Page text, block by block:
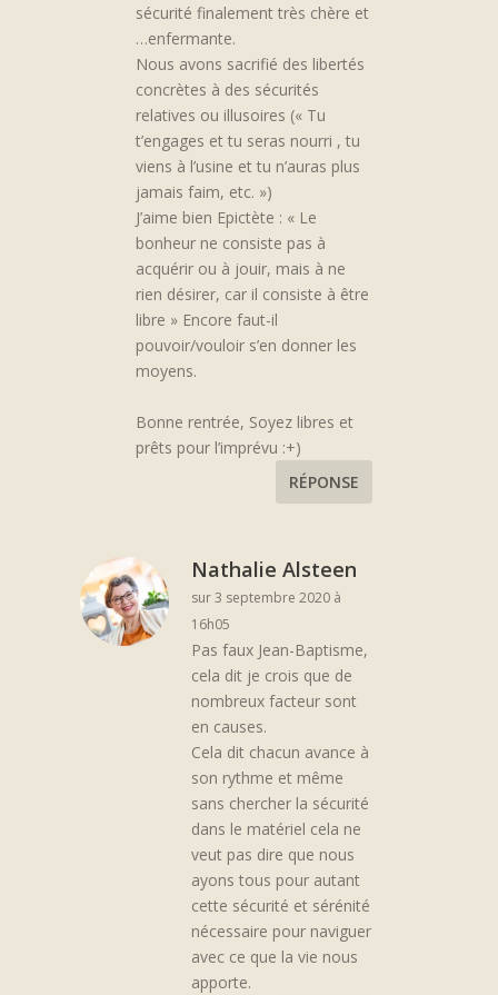
sécurité finalement très chère et
…enfermante.
Nous avons sacrifié des libertés
concrètes à des sécurités
relatives ou illusoires (« Tu
t’engages et tu seras nourri , tu
viens à l’usine et tu n’auras plus
jamais faim, etc. »)
J’aime bien Epictète : « Le
bonheur ne consiste pas à
acquérir ou à jouir, mais à ne
rien désirer, car il consiste à être
libre » Encore faut-il
pouvoir/vouloir s’en donner les
moyens.
Bonne rentrée, Soyez libres et
prêts pour l’imprévu :+)
RÉPONSE
Nathalie Alsteen
sur 3 septembre 2020 à
16h05
Pas faux Jean-Baptisme,
cela dit je crois que de
nombreux facteur sont
en causes.
Cela dit chacun avance à
son rythme et même
sans chercher la sécurité
dans le matériel cela ne
veut pas dire que nous
ayons tous pour autant
cette sécurité et sérénité
nécessaire pour naviguer
avec ce que la vie nous
apporte.